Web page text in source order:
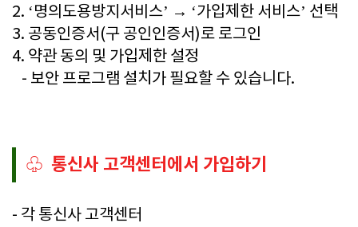
2. ‘명의도용방지서비스’ → ‘가입제한 서비스’ 선택
3. 공동인증서(구 공인인증서)로 로그인
4. 약관 동의 및 가입제한 설정
- 보안 프로그램 설치가 필요할 수 있습니다.
♧ 통신사 고객센터에서 가입하기
- 각 통신사 고객센터